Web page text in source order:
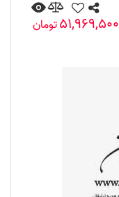
51,969,500تومان